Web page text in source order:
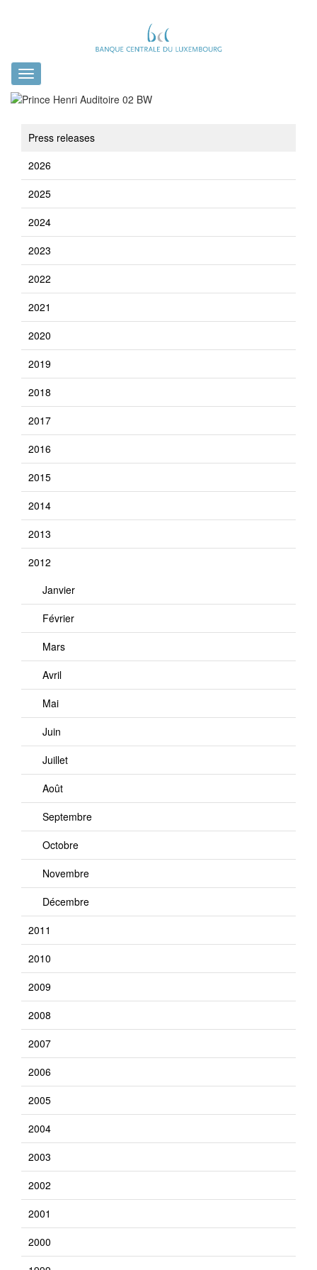
Toggle
navigation
Press releases
2026
2025
2024
2023
2022
2021
2020
2019
2018
2017
2016
2015
2014
2013
2012
Janvier
Février
Mars
Avril
Mai
Juin
Juillet
Août
Septembre
Octobre
Novembre
Décembre
2011
2010
2009
2008
2007
2006
2005
2004
2003
2002
2001
2000